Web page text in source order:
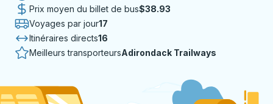
Prix moyen du billet de bus$38.93
Voyages par jour17
Itinéraires directs16
Meilleurs transporteursAdirondack Trailways